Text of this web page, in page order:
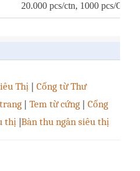
20.000 pcs/ctn, 1000 pcs/
Thị | Cổng từ Thư
| Tem từ cứng | Cổng
thị |Bàn thu ngân siêu thị